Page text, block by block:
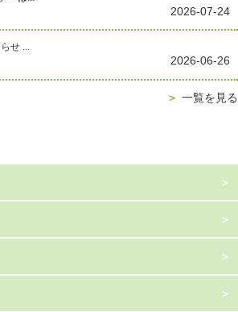
2026-07-24
せ ...
2026-06-26
＞ 一覧を見る